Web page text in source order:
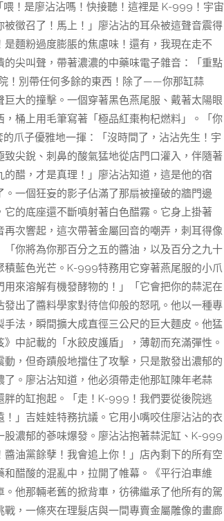
！是廖沾沾嗎！快接聽！這裡是 K-999！宇宙
徵召了！馬上！」廖沾沾的耳朵被這聲音震得
麵粉過度膨脹的焦慮味！還有，我現在走不
尖叫聲，帶著濃濃的中藥味電子雜音：「重點
！別帶任何多餘的東西！除了——你那缸蒜
大的撞擊。一個穿著黑色燕尾服、戴著太陽眼
桶上用毛筆寫著「極品紅棗枸杞燃料」。「你
爪子優雅地一揮：「沒時間了，沾沾先生！宇
尖銳、刺鼻的酸氣猛地從店門口灌入，伴隨著
醋，才是真理！」廖沾沾知道，這是他的宿
一個狂妄的影子佔滿了那扇被撞破的牆門邊
的底座還不斷噴射著白色醋霧。它身上掛著
次響起，這次帶著金屬回音的嘲弄，刺耳得像
你將為你那百分之五的醬油，以及百分之九十
藍色光芒。K-999特務用它穿著燕尾服的小爪
來溶解有機發酵物的！」「它會把你的蒜泥在
出了醬料學家對待信仰般的怒吼。他以一種專
法，瞬間擴大成直徑三公尺的巨大麵皮。他猛
中記載的「水餃皮護盾」，薄韌而充滿彈性。
，但奇蹟般地擋住了攻擊，只是散發出濃郁的
。廖沾沾知道，他必須帶走他那缸陳年老蒜
的缸抱起。「走！K-999！我們要從後院逃
」吉娃娃特務抗議。它用小嘴咬住廖沾沾的衣
濃郁的蔘味爆發。廖沾沾抱著蒜泥缸、K-999
油黨餘孽！我會追上你！」店內剩下的所有空
醋酸的混亂中，拉開了帷幕。《平行泊車維
他那輛老舊的掀背車，彷彿繼承了他所有的駕
，一條夾在理髮店與一間專賣金屬雕像的畫廊